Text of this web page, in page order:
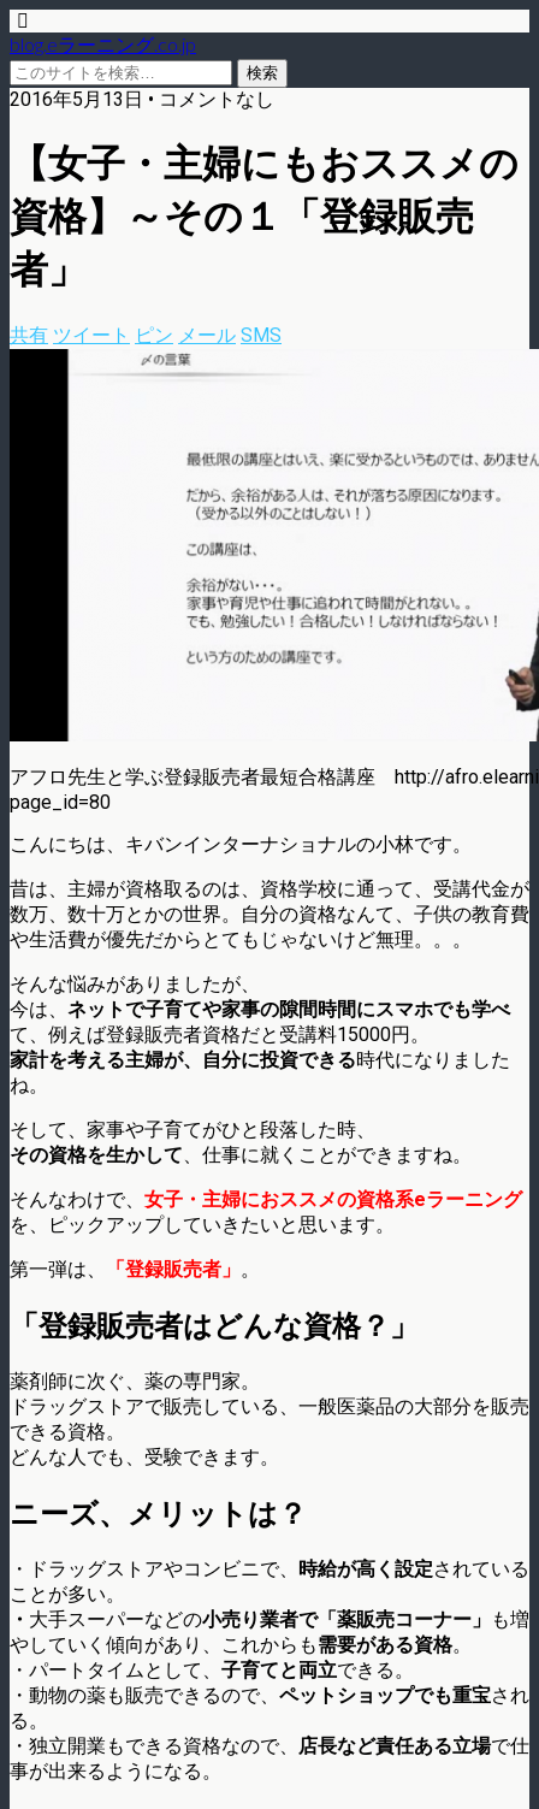
blog.eラーニング.co.jp
2016年5月13日 • コメントなし
【女子・主婦にもおススメの
資格】～その１「登録販売
者」
共有 ツイート ピン メール SMS
アフロ先生と学ぶ登録販売者最短合格講座 http://
page_id=80
こんにちは、キバンインターナショナルの小林です。
昔は、主婦が資格取るのは、資格学校に通って、受講代金が
数万、数十万とかの世界。自分の資格なんて、子供の教育費
や生活費が優先だからとてもじゃないけど無理。。。
そんな悩みがありましたが、
今は、 ネットで子育てや家事の隙間時間にスマホでも学べ
て、例えば登録販売者資格だと受講料15000円。
家計を考える主婦が、自分に投資できる時代になりました
ね。
そして、家事や子育てがひと段落した時、
その資格を生かして、仕事に就くことができますね。
そんなわけで、 女子・主婦におススメの資格系eラーニング
を、ピックアップしていきたいと思います。
第一弾は、
「登録販売者」 。
「登録販売者はどんな資格？」
薬剤師に次ぐ、薬の専門家。
ドラッグストアで販売している、一般医薬品の大部分を販売
できる資格。
どんな人でも、受験できます。
ニーズ、メリットは？
・ドラッグストアやコンビニで、 時給が高く設定されている
ことが多い。
・ 大手スーパーなどの小売り業者で「薬販売コーナー」 も増
やしていく傾向があり、これからも需要がある資格。
・パートタイムとして、 子育てと両立できる。
・動物の薬も販売できるので、 ペットショップでも重宝され
る。
・独立開業もできる資格なので、
店長など責任ある立場で仕
事が出来るようになる。